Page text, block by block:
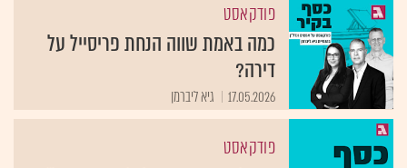
פודקאסט
כמה באמת שווה הנחת פריסייל על
דירה?
17.05.2026 גיא ליברמן
פודקאסט